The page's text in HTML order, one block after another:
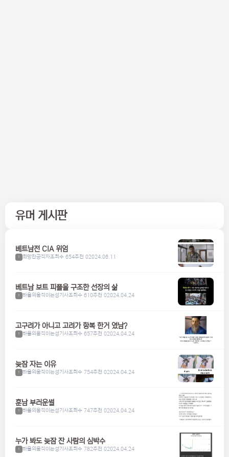
유머 게시판
베트남전 CIA 위엄
1 희망찬공직자조회수 654추천 02024.06.11
베트남 보트 피플을 구조한 선장의 삶
1 하울의움직이는성기사조회수 610추천 02024.04.24
고구려가 아니고 고려가 항복 한거 였남?
1 하울의움직이는성기사조회수 657추천 02024.04.24
늦잠 자는 이유
1 하울의움직이는성기사조회수 754추천 02024.04.24
훈남 부러운썰
1 하울의움직이는성기사조회수 747추천 02024.04.24
누가 봐도 늦잠 잔 사람의 심박수
1 하울의움직이는성기사조회수 782추천 02024.04.24